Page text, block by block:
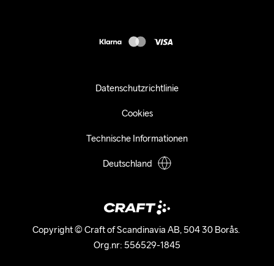
Copyright © Craft of Scandinavia AB, 504 30 Borås.
Org.nr: 556529-1845
Datenschutzrichtlinie
Cookies
Technische Informationen
Deutschland